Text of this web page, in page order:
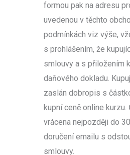
formou pak na adresu
uvedenou v těchto
podmínkách viz výše,
s prohlášením, že
smlouvy a s přiložením
daňového dokladu.
zaslán dobropis s
kupní ceně online kurzu.
vrácena nejpozději do
doručení emailu s
smlouvy.